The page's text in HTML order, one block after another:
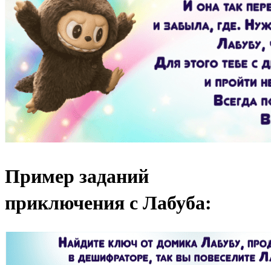
Пример заданий
приключения с Лабуба: